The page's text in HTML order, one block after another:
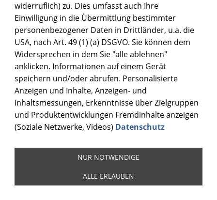
widerruflich) zu. Dies umfasst auch Ihre
Einwilligung in die Übermittlung bestimmter
personenbezogener Daten in Drittländer, u.a. die
USA, nach Art. 49 (1) (a) DSGVO. Sie können dem
Widersprechen in dem Sie "alle ablehnen"
anklicken. Informationen auf einem Gerät
speichern und/oder abrufen. Personalisierte
Anzeigen und Inhalte, Anzeigen- und
Inhaltsmessungen, Erkenntnisse über Zielgruppen
und Produktentwicklungen Fremdinhalte anzeigen
(Soziale Netzwerke, Videos) Datenschutz
NUR NOTWENDIGE
ALLE ERLAUBEN